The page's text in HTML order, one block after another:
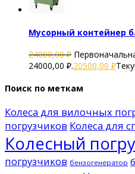
Мусорный контейнер
24000,00₽
24000,00 ₽.20500,00 ₽
Поиск по меткам
Колеса для вилочных
погрузчиков Колеса для
Колесный
погрузчиков бензогенератор